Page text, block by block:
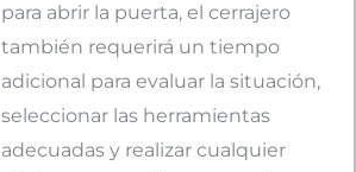
para abrir la puerta, el cerrajero
también requerirá un tiempo
adicional para evaluar la situación,
seleccionar las herramientas
adecuadas y realizar cualquier